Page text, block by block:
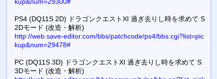
PS4 (DQ11S 2D) ドラゴンクエストXI 過ぎ去りし時を求めて S
2Dモード (改造・解析)
http://web.save-editor.com/bbs/patchcode/ps4/bbs.cgi?list=pic
kup&num=29478#
PC (DQ11S 3D) ドラゴンクエストXI 過ぎ去りし時を求めて S
3Dモード (改造・解析)